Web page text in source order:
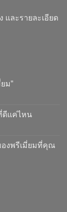
และรายละเอียด
ม”
ดีแค่ไหน
องพรีเมี่ยมที่คุณ